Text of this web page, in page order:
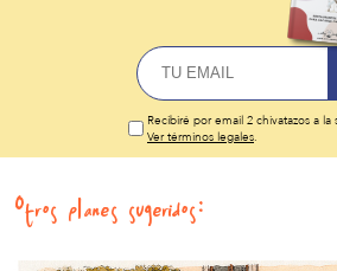
Recibiré por email 2 chivatazos a la
Ver términos legales.
Otros planes sugeridos: